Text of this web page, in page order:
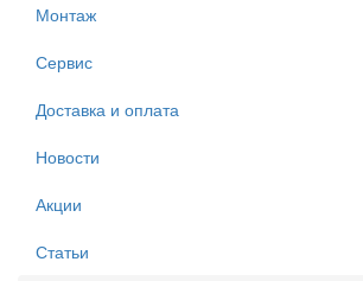
Монтаж
Сервис
Доставка и оплата
Новости
Акции
Статьи